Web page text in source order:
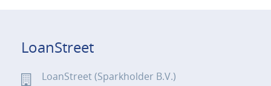
LoanStreet
LoanStreet (Sparkholder B.V.)